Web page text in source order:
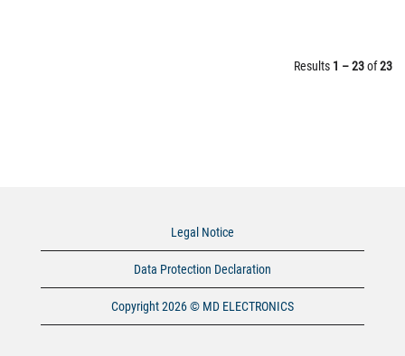
Results 1 – 23of23
Legal Notice
Data Protection Declaration
Copyright 2026 © MD ELECTRONICS